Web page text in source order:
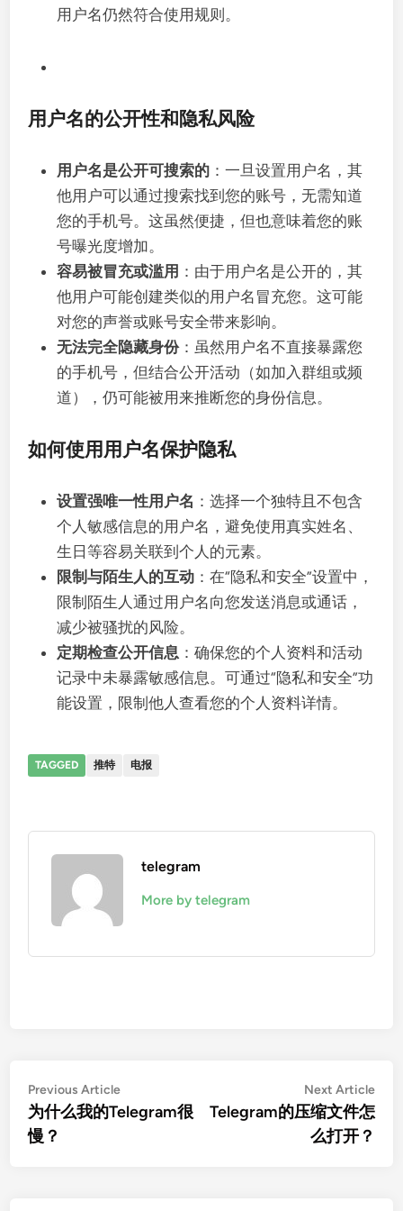
用户名仍然符合使用规则。
用户名的公开性和隐私风险
用户名是公开可搜索的 ：一旦设置用户名，其
他用户可以通过搜索找到您的账号，无需知道
您的手机号。这虽然便捷，但也意味着您的账
号曝光度增加。
容易被冒充或滥用 ：由于用户名是公开的，其
他用户可能创建类似的用户名冒充您。这可能
对您的声誉或账号安全带来影响。
无法完全隐藏身份：虽然用户名不直接暴露您
的手机号，但结合公开活动（如加入群组或频
道），仍可能被用来推断您的身份信息。
如何使用用户名保护隐私
设置强唯一性用户名 ：选择一个独特且不包含
个人敏感信息的用户名，避免使用真实姓名、
生日等容易关联到个人的元素。
限制与陌生人的互动 ：在“隐私和安全”设置中，
限制陌生人通过用户名向您发送消息或通话，
减少被骚扰的风险。
定期检查公开信息 ：确保您的个人资料和活动
记录中未暴露敏感信息。可通过“隐私和安全”功
能设置，限制他人查看您的个人资料详情。
TAGGED 推特 电报
telegram
More by telegram
文
章
导
Previous ArticlePrevious
article:
为什么我的Telegram很
慢？
Next Article
Telegram的压缩文件怎
么打开？